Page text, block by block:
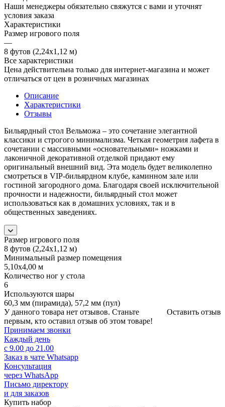
Наши менеджеры обязательно свяжутся с вами и уточнят
условия заказа
Характеристики
Размер игрового поля
—
8 футов (2,24х1,12 м)
Все характеристики
Цена действительна только для интернет-магазина и может
отличаться от цен в розничных магазинах
Описание
Характеристики
Отзывы
Бильярдный стол Вельможа – это сочетание элегантной
классики и строгого минимализма. Четкая геометрия лафета в
сочетании с массивными «основательными» ножками и
лаконичной декоративной отделкой придают ему
оригинальный внешний вид. Эта модель будет великолепно
смотреться в VIP-бильярдном клубе, каминном зале или
гостиной загородного дома. Благодаря своей исключительной
прочности и надежности, бильярдный стол может
использоваться как в домашних условиях, так и в
общественных заведениях.
Размер игрового поля
8 футов (2,24х1,12 м)
Минимальный размер помещения
5,10х4,00 м
Количество ног у стола
6
Используются шары
60,3 мм (пирамида), 57,2 мм (пул)
Оставить отзыв
У данного товара нет отзывов. Станьте
первым, кто оставил отзыв об этом товаре!
Принимаем звонки
Каждый день
с 9.00 до 21.00
Заказ в чате Whatsapp
Консультация
через WhatsApp
Письмо директору
и для заказов
Купить набор